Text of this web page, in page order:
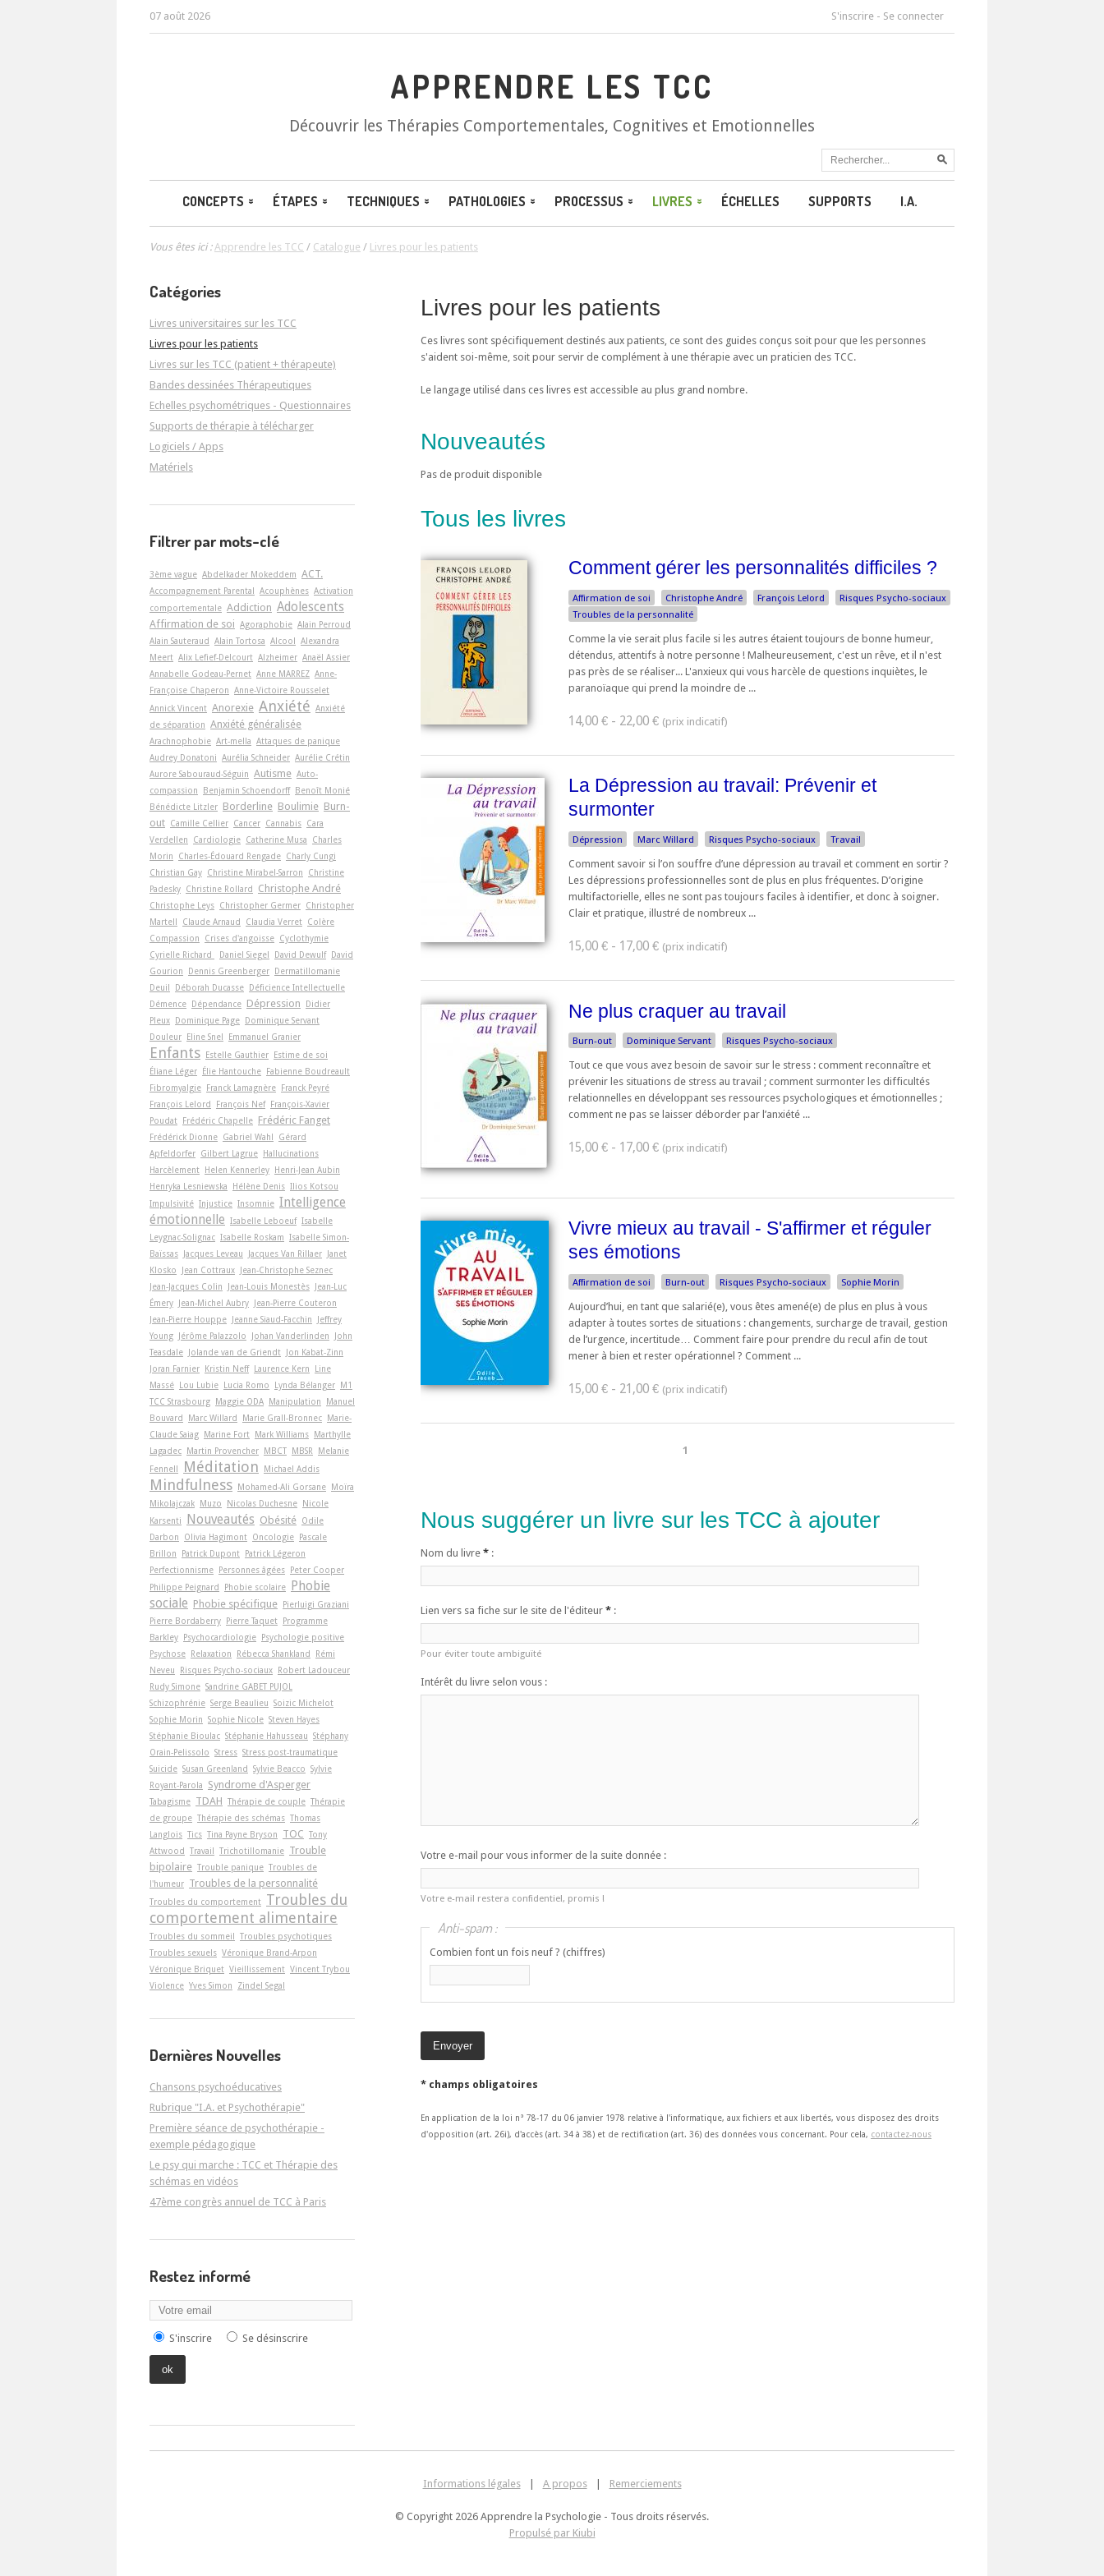
07 août 2026 S'inscrire - Se connecter
APPRENDRE LES TCC
Découvrir les Thérapies Comportementales, Cognitives et Emotionnelles
CONCEPTS ÉTAPES TECHNIQUES PATHOLOGIES PROCESSUS LIVRES ÉCHELLES SUPPORTS I.A.
Vous êtes ici :Apprendre les TCC / Catalogue / Livres pour les patients
Livres pour les patients
Ces livres sont spécifiquement destinés aux patients, ce sont des guides conçus soit pour que les personnes
s'aident soi-même, soit pour servir de complément à une thérapie avec un praticien des TCC.
Le langage utilisé dans ces livres est accessible au plus grand nombre.
Nouveautés
Pas de produit disponible
Tous les livres
Comment gérer les personnalités difficiles ?
Affirmation de soi Christophe André François Lelord
Risques Psycho-sociaux
Troubles de la personnalité
Comme la vie serait plus facile si les autres étaient toujours de bonne humeur,
détendus, attentifs à notre personne ! Malheureusement, c'est un rêve, et il n'est
pas près de se réaliser... L'anxieux qui vous harcèle de questions inquiètes, le
paranoïaque qui prend la moindre de ...
14,00 € - 22,00 €
La Dépression au travail: Prévenir et
surmonter
Dépression Marc Willard Risques Psycho-sociaux Travail
Comment savoir si l’on souffre d’une dépression au travail et comment en sortir ?
Les dépressions professionnelles sont de plus en plus fréquentes. D’origine
multifactorielle, elles ne sont pas toujours faciles à identifier, et donc à soigner.
Clair et pratique, illustré de nombreux ...
15,00 € - 17,00 €
Ne plus craquer au travail
Burn-out Dominique Servant Risques Psycho-sociaux
Tout ce que vous avez besoin de savoir sur le stress : comment reconnaître et
prévenir les situations de stress au travail ; comment surmonter les difficultés
relationnelles en développant ses ressources psychologiques et émotionnelles ;
comment ne pas se laisser déborder par l’anxiété ...
15,00 € - 17,00 €
Vivre mieux au travail - S'affirmer et réguler
ses émotions
Affirmation de soi Burn-out Risques Psycho-sociaux Sophie Morin
Aujourd’hui, en tant que salarié(e), vous êtes amené(e) de plus en plus à vous
adapter à toutes sortes de situations : changements, surcharge de travail, gestion
de l’urgence, incertitude… Comment faire pour prendre du recul afin de tout
mener à bien et rester opérationnel ? Comment ...
15,00 € - 21,00 €
1
Nous suggérer un livre sur les TCC à ajouter
Nom du livre * :
Lien vers sa fiche sur le site de l'éditeur * :
Pour éviter toute ambiguïté
Intérêt du livre selon vous :
Votre e-mail pour vous informer de la suite donnée :
Votre e-mail restera confidentiel, promis !
Anti-spam :
Combien font un fois neuf ? (chiffres)
* champs obligatoires
En application de la loi n° 78-17 du 06 janvier 1978 relative à l'informatique, aux fichiers et aux libertés, vous disposez des droits
d'opposition (art. 26i), d'accès (art. 34 à 38) et de rectification (art. 36) des données vous concernant. Pour cela, contactez-nous
Catégories
Livres universitaires sur les TCC
Livres pour les patients
Livres sur les TCC (patient + thérapeute)
Bandes dessinées Thérapeutiques
Echelles psychométriques - Questionnaires
Supports de thérapie à télécharger
Logiciels / Apps
Matériels
Filtrer par mots-clé
3ème vague Abdelkader Mokeddem ACT.
Accompagnement Parental Acouphènes Activation
comportementale Addiction Adolescents
Affirmation de soi Agoraphobie Alain Perroud
Alain Sauteraud Alain Tortosa Alcool Alexandra
Meert Alix Lefief-Delcourt Alzheimer Anaël Assier
Annabelle Godeau-Pernet Anne MARREZ Anne-
Françoise Chaperon Anne-Victoire Rousselet
Annick Vincent Anorexie Anxiété Anxiété
de séparation Anxiété généralisée
Arachnophobie Art-­mella Attaques de panique
Audrey Donatoni Aurélia Schneider Aurélie Crétin
Aurore Sabouraud-Séguin Autisme Auto-
compassion
Benjamin Schoendorff Benoît Monié
Bénédicte Litzler Borderline Boulimie Burn-
out Camille Cellier Cancer Cannabis Cara
Verdellen
Cardiologie Catherine Musa
Charles
Morin
Charles-Édouard Rengade Charly Cungi
Christian Gay Christine Mirabel-Sarron
Christine
Padesky Christine Rollard Christophe André
Christophe Leys Christopher Germer Christopher
Martell
Claude Arnaud Claudia Verret Colère
Compassion
Crises d'angoisse Cyclothymie
Cyrielle Richard
Daniel Siegel David Dewulf David
Gourion
Dennis Greenberger Dermatillomanie
Deuil
Déborah Ducasse Déficience Intellectuelle
Démence Dépendance Dépression
Didier
Pleux Dominique Page Dominique Servant
Douleur Eline Snel Emmanuel Granier
Enfants Estelle Gauthier Estime de soi
Éliane Léger Élie Hantouche Fabienne Boudreault
Fibromyalgie Franck Lamagnère Franck Peyré
François Lelord
François Nef François-Xavier
Poudat Frédéric Chapelle Frédéric Fanget
Frédérick Dionne Gabriel Wahl
Gérard
Apfeldorfer Gilbert Lagrue Hallucinations
Harcèlement Helen Kennerley Henri-Jean Aubin
Henryka Lesniewska
Hélène Denis Ilios Kotsou
Impulsivité Injustice Insomnie Intelligence
émotionnelle Isabelle Leboeuf Isabelle
Leygnac-Solignac Isabelle Roskam Isabelle Simon-
Baïssas Jacques Leveau Jacques Van Rillaer Janet
Klosko
Jean Cottraux Jean-Christophe Seznec
Jean-Jacques Colin
Jean-Louis Monestès Jean-Luc
Émery Jean-Michel Aubry Jean-Pierre Couteron
Jean-Pierre Houppe Jeanne Siaud-Facchin
Jeffrey
Young Jérôme Palazzolo Johan Vanderlinden
John
Teasdale Jolande van de Griendt Jon Kabat-Zinn
Joran Farnier Kristin Neff Laurence Kern
Line
Massé Lou Lubie Lucia Romo Lynda Bélanger M1
TCC Strasbourg Maggie ODA Manipulation
Manuel
Bouvard
Marc Willard Marie Grall-Bronnec Marie-
Claude Saiag Marine Fort Mark Williams Marthylle
Lagadec Martin Provencher MBCT MBSR
Melanie
Fennell
Méditation Michael Addis
Mindfulness Mohamed-Ali Gorsane Moïra
Mikolajczak Muzo Nicolas Duchesne Nicole
Karsenti
Nouveautés Obésité Odile
Darbon
Olivia Hagimont Oncologie Pascale
Brillon
Patrick Dupont Patrick Légeron
Perfectionnisme Personnes âgées Peter Cooper
Philippe Peignard
Phobie scolaire
Phobie
sociale Phobie spécifique Pierluigi Graziani
Pierre Bordaberry Pierre Taquet Programme
Barkley Psychocardiologie Psychologie positive
Psychose Relaxation Rébecca Shankland
Rémi
Neveu
Risques Psycho-sociaux Robert Ladouceur
Rudy Simone Sandrine GABET PUJOL
Schizophrénie Serge Beaulieu Soizic Michelot
Sophie Morin Sophie Nicole Steven Hayes
Stéphanie Bioulac Stéphanie Hahusseau Stéphany
Orain-Pelissolo Stress Stress post-traumatique
Suicide Susan Greenland Sylvie Beacco Sylvie
Royant-Parola
Syndrome d'Asperger
Tabagisme TDAH Thérapie de couple Thérapie
de groupe Thérapie des schémas Thomas
Langlois Tics Tina Payne Bryson TOC Tony
Attwood Travail Trichotillomanie Trouble
bipolaire Trouble panique Troubles de
l'humeur Troubles de la personnalité
Troubles du comportement Troubles du
comportement alimentaire
Troubles du sommeil Troubles psychotiques
Troubles sexuels Véronique Brand-Arpon
Véronique Briquet Vieillissement Vincent Trybou
Violence Yves Simon Zindel Segal
Dernières Nouvelles
Chansons psychoéducatives
Rubrique "I.A. et Psychothérapie"
Première séance de psychothérapie -
exemple pédagogique
Le psy qui marche : TCC et Thérapie des
schémas en vidéos
47ème congrès annuel de TCC à Paris
Restez informé
S'inscrire Se désinscrire
Informations légales A propos Remerciements
© Copyright 2026 Apprendre la Psychologie - Tous droits réservés.
Propulsé par Kiubi